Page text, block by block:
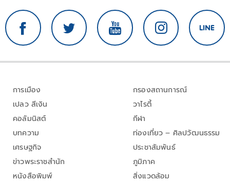
การเมือง
เปลว สีเงิน
คอลัมนิสต์
บทความ
เศรษฐกิจ
ข่าวพระราชสำนัก
หนังสือพิมพ์
กรองสถานการณ์
วาไรตี้
กีฬา
ท่องเที่ยว – ศิลปวัฒนธรรม
ประชาสัมพันธ์
ภูมิภาค
สิ่งแวดล้อม